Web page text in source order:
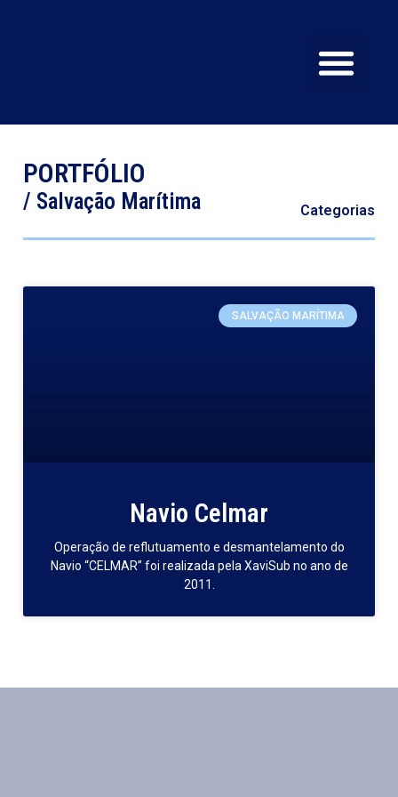
PORTFÓLIO
/ Salvação Marítima Categorias
SALVAÇÃO MARÍTIMA
Navio Celmar
Operação de reflutuamento e desmantelamento do
Navio “CELMAR” foi realizada pela XaviSub no ano de
2011.